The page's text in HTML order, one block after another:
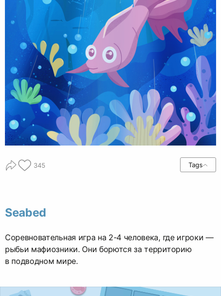
345 Tags
Seabed
Соревновательная игра на 2-4 человека, где игроки —
рыбьи мафиозники. Они борются за территорию
в подводном мире.